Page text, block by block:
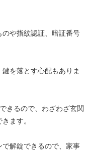
や指紋認証、暗証番号
を落とす心配もありま
きるので、わざわざ玄関
ます。
解錠できるので、家事